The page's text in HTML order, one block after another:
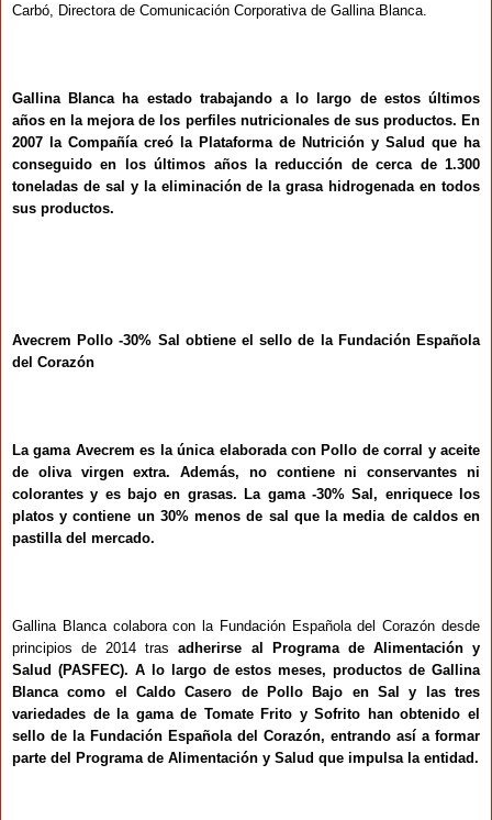
Carbó, Directora de Comunicación Corporativa de Gallina Blanca.
Gallina Blanca ha estado trabajando a lo largo de estos últimos
años en la mejora de los perfiles nutricionales de sus productos. En
2007 la Compañía creó la Plataforma de Nutrición y Salud que ha
conseguido en los últimos años la reducción de cerca de 1.300
toneladas de sal y la eliminación de la grasa hidrogenada en todos
sus productos.
Avecrem Pollo -30% Sal obtiene el sello de la Fundación Española
del Corazón
La gama Avecrem es la única elaborada con Pollo de corral y aceite
de oliva virgen extra. Además, no contiene ni conservantes ni
colorantes y es bajo en grasas. La gama -30% Sal, enriquece los
platos y contiene un 30% menos de sal que la media de caldos en
pastilla del mercado.
Gallina Blanca colabora con la Fundación Española del Corazón desde
principios de 2014 trasadherirse al Programa de Alimentación y
Salud (PASFEC). A lo largo de estos meses, productos de Gallina
Blanca como el Caldo Casero de Pollo Bajo en Sal y las tres
variedades de la gama de Tomate Frito y Sofrito han obtenido el
sello de la Fundación Española del Corazón, entrando así a formar
parte del Programa de Alimentación y Salud que impulsa la entidad.